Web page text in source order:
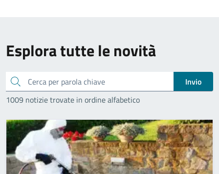
Esplora tutte le novità
Cerca
Invio
1009 notizie trovate in ordine alfabetico